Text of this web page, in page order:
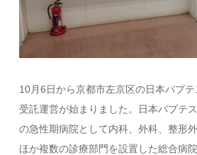
10月6日から京都市左京区の日本バプ
受託運営が始まりました。日本バプテ
の急性期病院として内科、外科、整形
ほか複数の診療部門を設置した総合病